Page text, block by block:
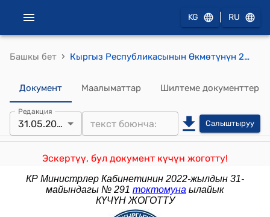
KG RU
Башкы бет › Кыргыз Республикасынын Өкмөтүнүн 2020-жылдын 19-мартындагы № 172 "Кыргыз Республикасынын Өкмөтүнүн 2018-жылдын 31-октябрындагы № 512 "Сугат айдоо жерлерин жарактуу жерлердин башка категорияларына жана түрлөрүнө которууга (трансформациялоого) мораторий киргизүү жөнүндө" Кыргыз Республикасынын Мыйзамы күчүнө киргенге чейин жеке турак үйлөр курулуп калган же жергиликтүү өз алдынча башкаруунун ыйгарым укуктуу органдарынын же алардын укук мурастоочусу болгон жергиликтүү өз алдынча башкаруунун тийиштүү органдарынын чечимдери бар болгон сугат айдоо жерлеринин жер участокторун которуунун (трансформациялоонун) убактылуу тартибин бекитүү тууралуу" токтомуна өзгөртүүлөрдү киргизүү жөнүндө" токтому
Документ Маалыматтар Шилтеме документтер
Редакция
31.05.2022 Салыштыруу
Эскертүү, бул документ күчүн жоготту!